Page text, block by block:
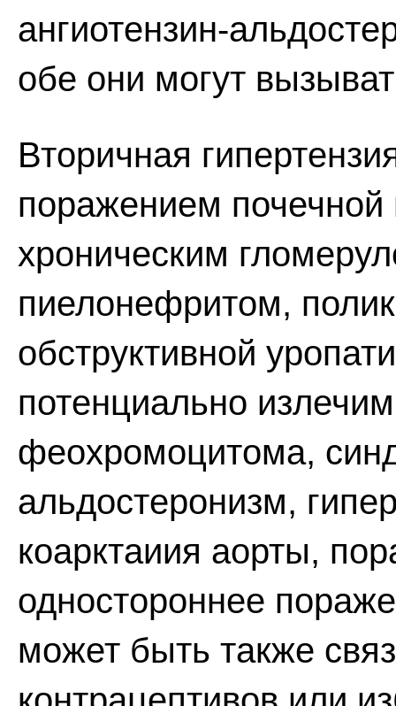
ангиотензин-
обе они могут
Вторичная
поражением
хроническим
пиелонефритом,
обструктивной
потенциально
феохромоцитома,
альдостеронизм,
коарктаиия аорты,
одностороннее
может быть также